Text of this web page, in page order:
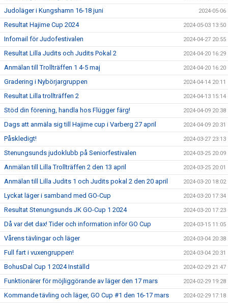
Judoläger i Kungshamn 16-18 juni 2024-05-06
Resultat Hajime Cup 2024 2024-05-03 13:50
Infomail för Judofestivalen 2024-04-27 20:55
Resultat Lilla Judits och Judits Pokal 2 2024-04-20 16:29
Anmälan till Trollträffen 1 4-5 maj 2024-04-20 16:20
Gradering i Nybörjargruppen 2024-04-14 20:11
Resultat Lilla trollträffen 2 2024-04-13 15:14
Stöd din förening, handla hos Flügger färg! 2024-04-09 20:38
Dags att anmäla sig till Hajime cup i Varberg 27 april 2024-04-09 20:31
Påskledigt! 2024-03-27 23:13
Stenungsunds judoklubb på Seniorfestivalen 2024-03-25 20:09
Anmälan till Lilla Trollträffen 2 den 13 april 2024-03-25 20:01
Anmälan till Lilla Judits 1 och Judits pokal 2 den 20 april 2024-03-20 18:02
Lyckat läger i samband med GO-Cup 2024-03-20 17:34
Resultat Stenungsunds JK GO-Cup 1 2024 2024-03-20 17:23
Då var det dax! Tider och information inför GO Cup 2024-03-15 11:05
Vårens tävlingar och läger 2024-03-04 20:38
Full fart i vuxengruppen! 2024-03-04 20:31
BohusDal Cup 1 2024 Inställd 2024-02-29 21:47
Funktionärer för möjliggörande av läger den 17 mars 2024-02-29 19:28
Kommande tävling och läger, GO Cup #1 den 16-17 mars 2024-02-29 17:18